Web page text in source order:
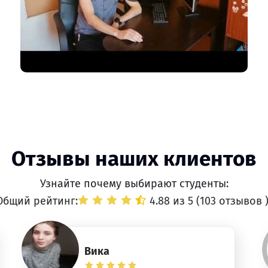
Отзывы наших клиентов
Узнайте почему выбирают студенты:
рейтинг:
4.88 из 5 (103 отзывов )
Вика